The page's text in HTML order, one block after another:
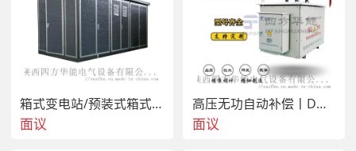
箱式变电站/预装式箱式变电站/箱变/预装式变电站
面议
高压无功自动补偿丨DWK柱上无功自动补偿装置
面议